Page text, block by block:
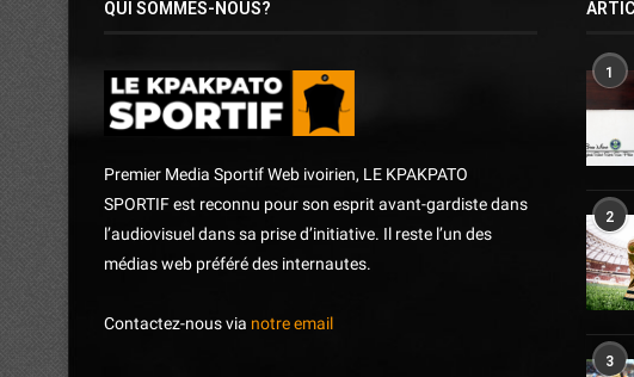
QUI SOMMES-NOUS?
Premier Media Sportif Web ivoirien, LE KPAKPATO
SPORTIF est reconnu pour son esprit avant-gardiste dans
l’audiovisuel dans sa prise d’initiative. Il reste l’un des
médias web préféré des internautes.
Contactez-nous via notre email
1
2
3